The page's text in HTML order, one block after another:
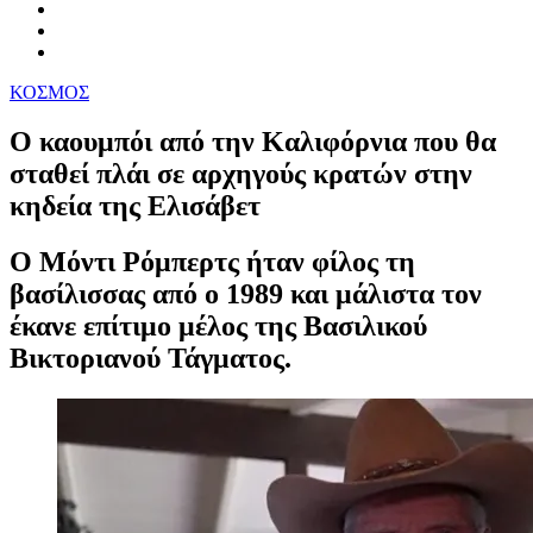
ΚΟΣΜΟΣ
Ο καουμπόι από την Καλιφόρνια που θα
σταθεί πλάι σε αρχηγούς κρατών στην
κηδεία της Ελισάβετ
Ο Μόντι Ρόμπερτς ήταν φίλος τη
βασίλισσας από ο 1989 και μάλιστα τον
έκανε επίτιμο μέλος της Βασιλικού
Βικτοριανού Τάγματος.